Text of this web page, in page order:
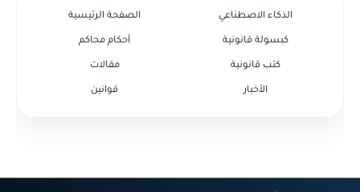
الصفحة الرئيسية الذكاء الاصطناعي
أحكام محاكم كبسولة قانونية
مقالات كتب قانونية
قوانين الأخبار